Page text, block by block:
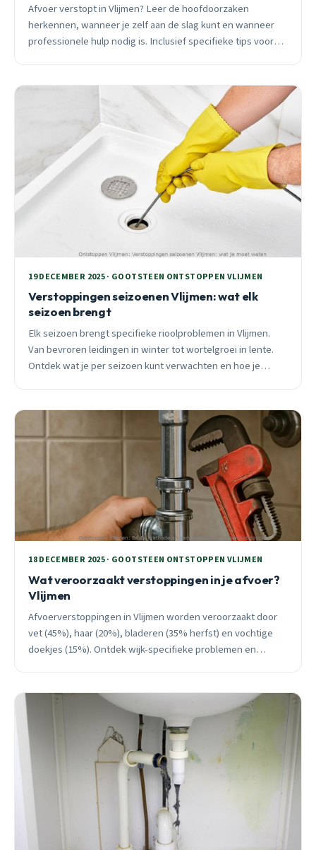
Afvoer verstopt in Vlijmen? Leer de hoofdoorzaken
herkennen, wanneer je zelf aan de slag kunt en wanneer
professionele hulp nodig is. Inclusief specifieke tips voor
19 DECEMBER 2025 · GOOTSTEEN ONTSTOPPEN VLIJMEN
Verstoppingen seizoenen Vlijmen: wat elk
seizoen brengt
Elk seizoen brengt specifieke rioolproblemen in Vlijmen.
Van bevroren leidingen in winter tot wortelgroei in lente.
Ontdek wat je per seizoen kunt verwachten en hoe je
18 DECEMBER 2025 · GOOTSTEEN ONTSTOPPEN VLIJMEN
Wat veroorzaakt verstoppingen in je afvoer?
Vlijmen
Afvoerverstoppingen in Vlijmen worden veroorzaakt door
vet (45%), haar (20%), bladeren (35% herfst) en vochtige
doekjes (15%). Ontdek wijk-specifieke problemen en